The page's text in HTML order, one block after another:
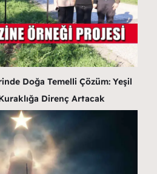
Doğa Temelli Çözüm: Yeşil
Direnç Artacak